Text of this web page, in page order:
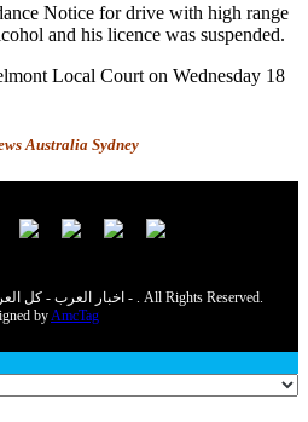
Notice for drive with high range
and his licence was suspended.
Local Court on Wednesday 18
Australia Sydney
byAmcTag